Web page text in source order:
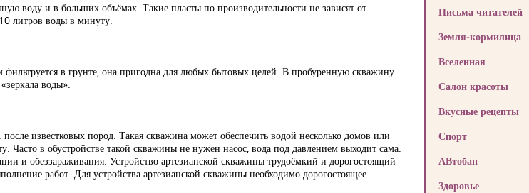
воду и в больших объёмах. Такие пласты по производительности не зависят от
литров воды в минуту.
в грунте, она пригодна для любых бытовых целей. В пробуренную скважину
воды».
известковых пород. Такая скважина может обеспечить водой несколько домов или
в обустройстве такой скважины не нужен насос, вода под давлением выходит сама.
и обеззараживания. Устройство артезианской скважины трудоёмкий и дорогостоящий
работ. Для устройства артезианской скважины необходимо дорогостоящее
Письма читателей
Земля-кормилица
Вселенная
Салон красоты
Вкусные рецепты
Спорт
АВтобан
Здоровье